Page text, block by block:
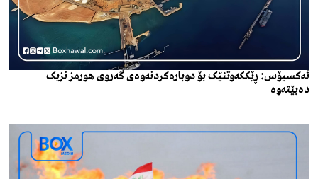
ئەکسیۆس: ڕێککەوتنێک بۆ دوبارەکردنەوەی گەروی هورمز نزیک
دەبێتەوە